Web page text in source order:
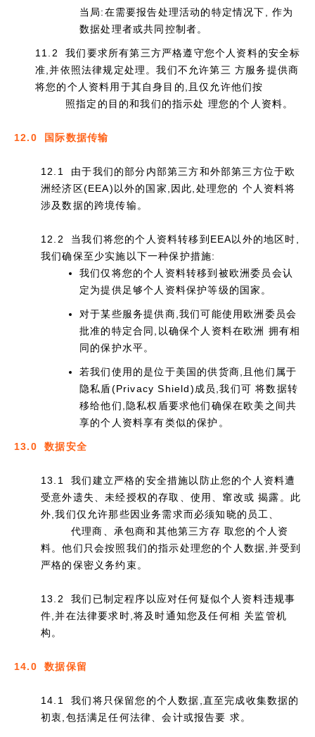
当局:在需要报告处理活动的特定情况下, 作为
数据处理者或共同控制者。
11.2 我们要求所有第三方严格遵守您个人资料的安全标
准,并依照法律规定处理。我们不允许第三 方服务提供商
将您的个人资料用于其自身目的,且仅允许他们按
照指定的目的和我们的指示处 理您的个人资料。
12.0 国际数据传输
12.1 由于我们的部分内部第三方和外部第三方位于欧
洲经济区(EEA)以外的国家,因此,处理您的 个人资料将
涉及数据的跨境传输。
12.2 当我们将您的个人资料转移到EEA以外的地区时,
我们确保至少实施以下一种保护措施:
我们仅将您的个人资料转移到被欧洲委员会认
定为提供足够个人资料保护等级的国家。
对于某些服务提供商,我们可能使用欧洲委员会
批准的特定合同,以确保个人资料在欧洲 拥有相
同的保护水平。
若我们使用的是位于美国的供货商,且他们属于
隐私盾(Privacy Shield)成员,我们可 将数据转
移给他们,隐私权盾要求他们确保在欧美之间共
享的个人资料享有类似的保护。
13.0 数据安全
13.1 我们建立严格的安全措施以防止您的个人资料遭
受意外遗失、未经授权的存取、使用、窜改或 揭露。此
外,我们仅允许那些因业务需求而必须知晓的员工、
代理商、承包商和其他第三方存 取您的个人资
料。他们只会按照我们的指示处理您的个人数据,并受到
严格的保密义务约束。
13.2 我们已制定程序以应对任何疑似个人资料违规事
件,并在法律要求时,将及时通知您及任何相 关监管机
构。
14.0 数据保留
14.1 我们将只保留您的个人数据,直至完成收集数据的
初衷,包括满足任何法律、会计或报告要 求。